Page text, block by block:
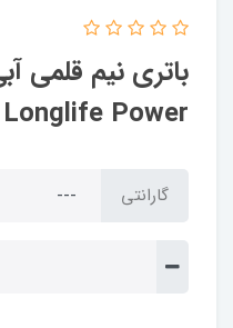
باتری نیم قلمی
Longlife Power بسته ۲ عددی
گارانتی